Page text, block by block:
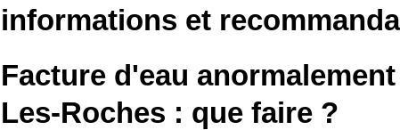
informations et
Facture d'eau
Les-Roches : que faire ?